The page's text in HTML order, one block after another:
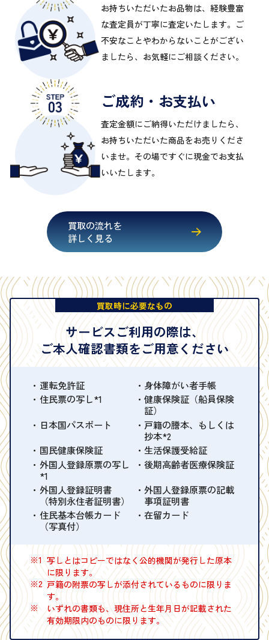
お持ちいただいたお品物は、経験豊富
な査定員が丁寧に査定いたします。ご
不安なことやわからないことがござい
ましたら、お気軽にご相談ください。
ご成約・お支払い
査定金額にご納得いただけましたら、
お持ちいただいた商品をお売りくださ
いませ。その場ですぐに現金でお支払
いいたします。
買取の流れを
詳しく見る
買取時に必要なもの
サービスご利用の際は、
ご本人確認書類をご用意ください
運転免許証
身体障がい者手帳
住民票の写し*1
健康保険証（船員保険
証）
日本国パスポート
戸籍の謄本、もしくは
抄本*2
国民健康保険証
生活保護受給証
外国人登録原票の写し
*1
後期高齢者医療保険証
外国人登録証明書
（特別永住者証明書）
外国人登録原票の記載
事項証明書
住民基本台帳カード
（写真付）
在留カード
※1 写しとはコピーではなく公的機関が発行した原本
に限ります。
※2 戸籍の附票の写しが添付されているものに限りま
す。
※
いずれの書類も、現住所と生年月日が記載された
有効期限内のものに限ります。